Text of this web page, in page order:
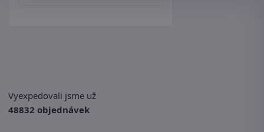
Vyexpedovali jsme už
48832 objednávek